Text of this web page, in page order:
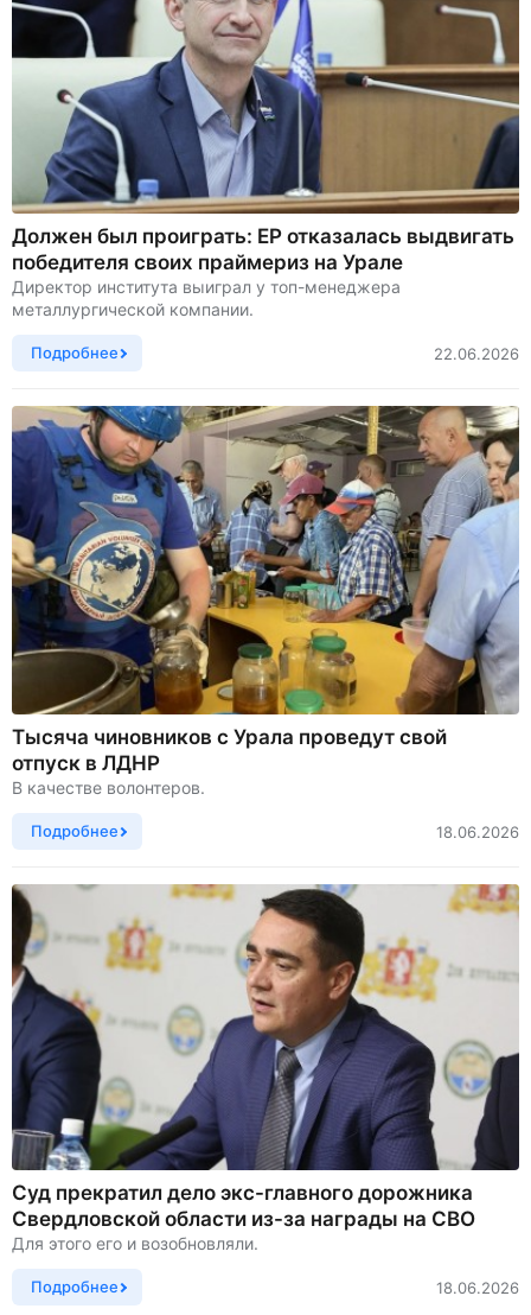
Должен был проиграть: ЕР отказалась выдвигать
победителя своих праймериз на Урале
Директор института выиграл у топ-менеджера
металлургической компании.
Подробнее 22.06.2026
Тысяча чиновников с Урала проведут свой
отпуск в ЛДНР
В качестве волонтеров.
Подробнее 18.06.2026
Суд прекратил дело экс-главного дорожника
Свердловской области из-за награды на СВО
Для этого его и возобновляли.
Подробнее 18.06.2026